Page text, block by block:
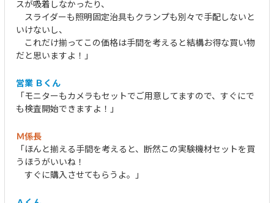
スが吸着しなかったり、
スライダーも照明固定治具もクランプも別々で手配しないと
いけないし、
これだけ揃ってこの価格は手間を考えると結構お得な買い物
だと思いますよ！」
営業 Ｂくん
「モニターもカメラもセットでご用意してますので、すぐにで
も検査開始できますよ！」
Ｍ係長
「ほんと揃える手間を考えると、断然この実験機材セットを買
うほうがいいね！
すぐに購入させてもらうよ。」